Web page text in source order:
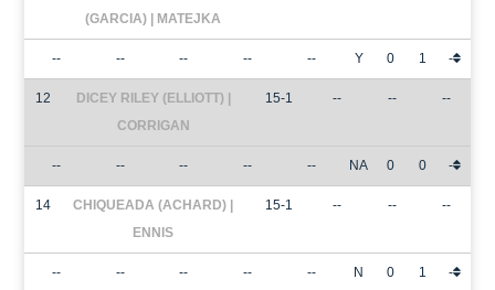
(GARCIA) | MATEJKA
-- -- -- -- -- Y 0 1 -
12
DICEY RILEY (ELLIOTT) |
CORRIGAN
15-1 -- -- --
-- -- -- -- -- NA 0 0 -
14
CHIQUEADA (ACHARD) |
ENNIS
15-1 -- -- --
-- -- -- -- -- N 0 1 -